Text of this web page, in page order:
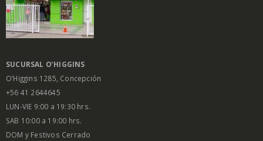
SUCURSAL O’HIGGINS
O’Higgins 1285, Concepción
+56 41 2644645
LUN-VIE 9:00 a 19:30 hrs.
SAB 10:00 a 19:00 hrs.
DOM y Festivos Cerrado